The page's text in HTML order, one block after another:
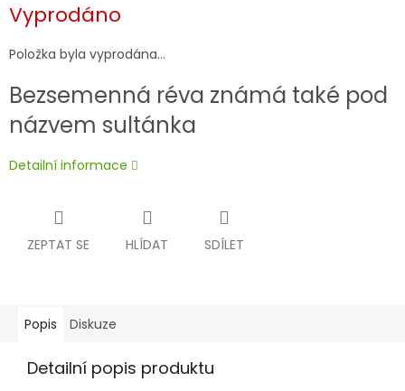
cena:
Vyprodáno
Položka byla vyprodána…
Bezsemenná réva známá také pod
názvem sultánka
Detailní informace
ZEPTAT SE HLÍDAT SDÍLET
Popis Diskuze
Detailní popis produktu